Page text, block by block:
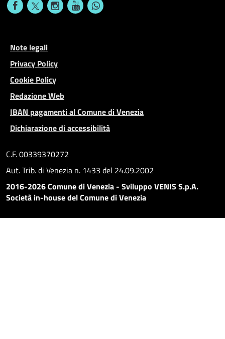
Note legali
Privacy Policy
Cookie Policy
Redazione Web
IBAN pagamenti al Comune di Venezia
Dichiarazione di accessibilità
C.F. 00339370272
Aut. Trib. di Venezia n. 1433 del 24.09.2002
2016-2026 Comune di Venezia - Sviluppo VENIS S.p.A.
Società in-house del Comune di Venezia